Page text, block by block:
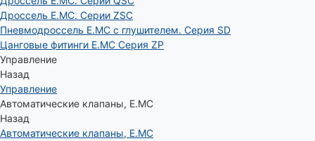
Дроссель E.MC. Серии ZSC
Пневмодроссель E.MC с глушителем. Серия SD
Цанговые фитинги E.MC Серия ZP
Управление
Назад
Управление
Автоматические клапаны, Е.МС
Назад
Автоматические клапаны, Е.МС